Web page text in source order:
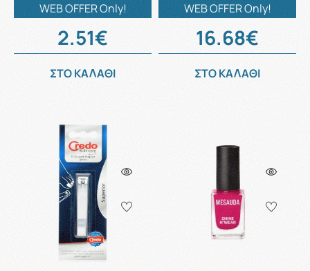
WEB OFFER Only!
2.51€
ΣΤΟ ΚΑΛΑΘΙ
WEB OFFER Only!
16.68€
ΣΤΟ ΚΑΛΑΘΙ